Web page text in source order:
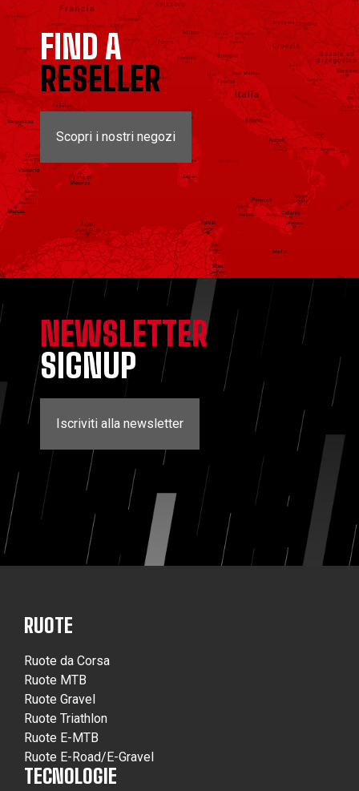
FIND A
RESELLER
Scopri i nostri negozi
NEWSLETTER
SIGNUP
Iscriviti alla newsletter
RUOTE
Ruote da Corsa
Ruote MTB
Ruote Gravel
Ruote Triathlon
Ruote E-MTB
Ruote E-Road/E-Gravel
TECNOLOGIE